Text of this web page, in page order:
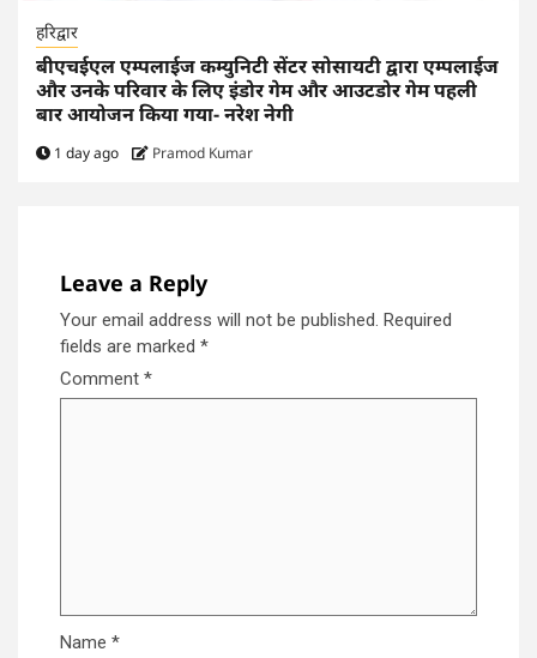
हरिद्वार
बीएचईएल एम्पलाईज कम्युनिटी सेंटर सोसायटी द्वारा एम्पलाईज
और उनके परिवार के लिए इंडोर गेम और आउटडोर गेम पहली
बार आयोजन किया गया- नरेश नेगी
1 day ago Pramod Kumar
Leave a Reply
Your email address will not be published. Required
fields are marked *
Comment *
Name *